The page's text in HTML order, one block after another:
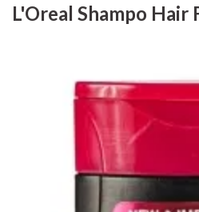
L'Oreal Shampo Hair